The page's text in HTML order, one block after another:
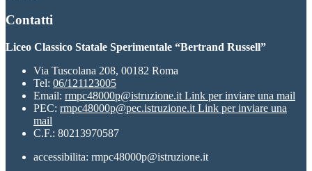
Contatti
Liceo Classico Statale Sperimentale “Bertrand Russell”
Via Tuscolana 208, 00182 Roma
Tel: 06/121123005
Email: rmpc48000p@istruzione.it Link per inviare una mail
PEC: rmpc48000p@pec.istruzione.it Link per inviare una
mail
C.F.: 80213970587
accessibilita: rmpc48000p@istruzione.it